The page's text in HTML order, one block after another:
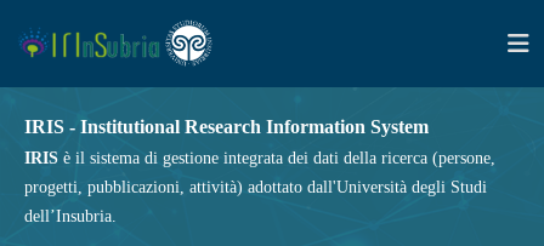
IRIS - Institutional Research Information System
IRIS è il sistema di gestione integrata dei dati della ricerca (persone,
progetti, pubblicazioni, attività) adottato dall'Università degli Studi
dell’Insubria.